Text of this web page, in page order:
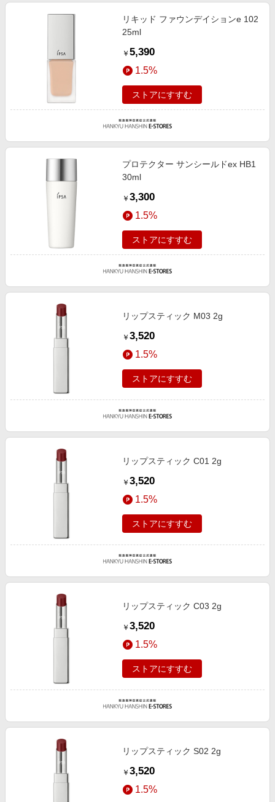
リキッド ファウンデイションe 102
25ml
￥ 5,390
1.5%
ストアにすすむ
プロテクター サンシールドex HB1
30ml
￥ 3,300
1.5%
ストアにすすむ
リップスティック M03 2g
￥ 3,520
1.5%
ストアにすすむ
リップスティック C01 2g
￥ 3,520
1.5%
ストアにすすむ
リップスティック C03 2g
￥ 3,520
1.5%
ストアにすすむ
リップスティック S02 2g
￥ 3,520
1.5%